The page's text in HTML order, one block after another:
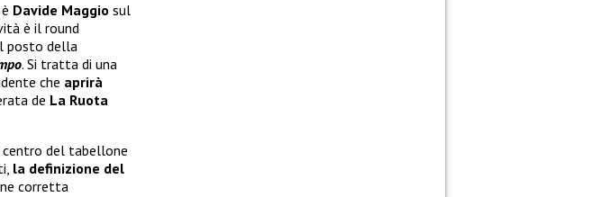
Davide Maggio sul
è il round
posto della
. Si tratta di una
che aprirà
de La Ruota
centro del tabellone
la definizione del
corretta